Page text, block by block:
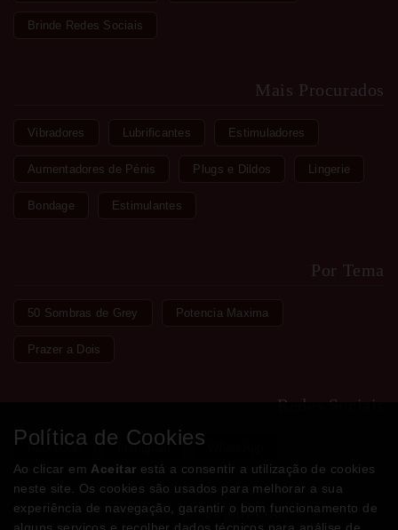
Brinde Redes Sociais
Mais Procurados
Vibradores Lubrificantes Estimuladores
Aumentadores de Pénis Plugs e Dildos Lingerie
Bondage Estimulantes
Por Tema
50 Sombras de Grey Potencia Maxima
Prazer a Dois
Redes Sociais
Facebook Instagram
Métodos de Pagamento
Política de Cookies
Ao clicar em Aceitar está a consentir a utilização de cookies
neste site. Os cookies são usados para melhorar a sua
experiência de navegação, garantir o bom funcionamento de